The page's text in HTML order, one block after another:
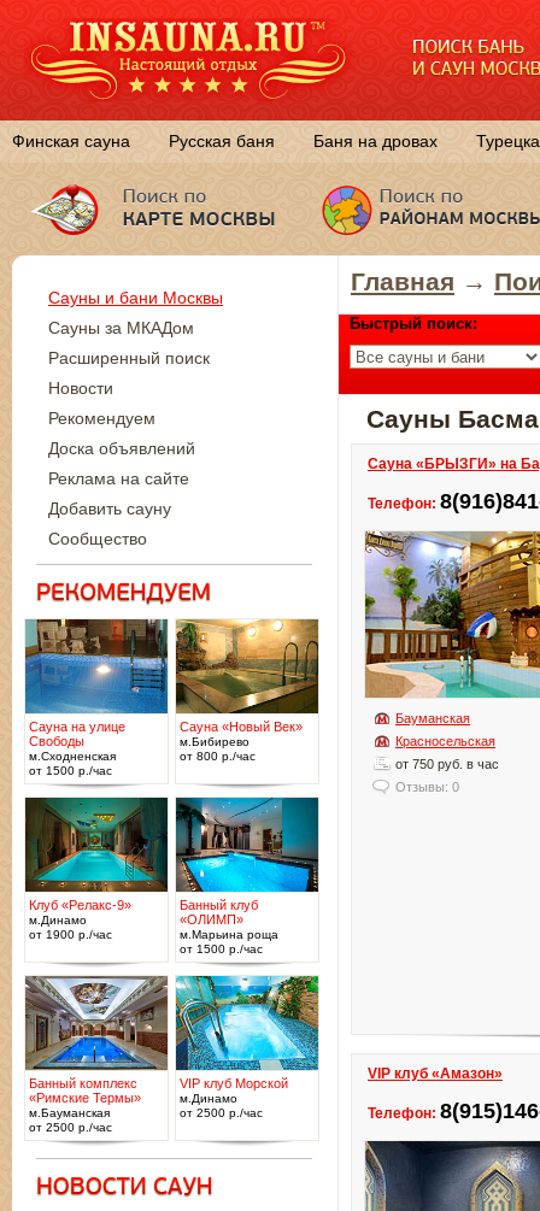
Финская сауна Русская баня Баня на дровах
Главная →
Быстрый поиск:
Сауны
Сауна «БРЫЗГИ» на
Телефон:
Бауманская
Красносельская
от 750 руб. в час
Отзывы: 0
VIP клуб «Амазон»
Телефон:
Сауны и бани Москвы
Сауны за МКАДом
Расширенный поиск
Новости
Рекомендуем
Доска объявлений
Реклама на сайте
Добавить сауну
Сообщество
Сауна на улице
Свободы
м.Сходненская
от 1500 р./час
Сауна «Новый Век»
м.Бибирево
от 800 р./час
Клуб «Релакс-9»
м.Динамо
от 1900 р./час
Банный клуб
«ОЛИМП»
м.Марьина роща
от 1500 р./час
Банный комплекс
«Римские Термы»
м.Бауманская
от 2500 р./час
VIP клуб Морской
м.Динамо
от 2500 р./час